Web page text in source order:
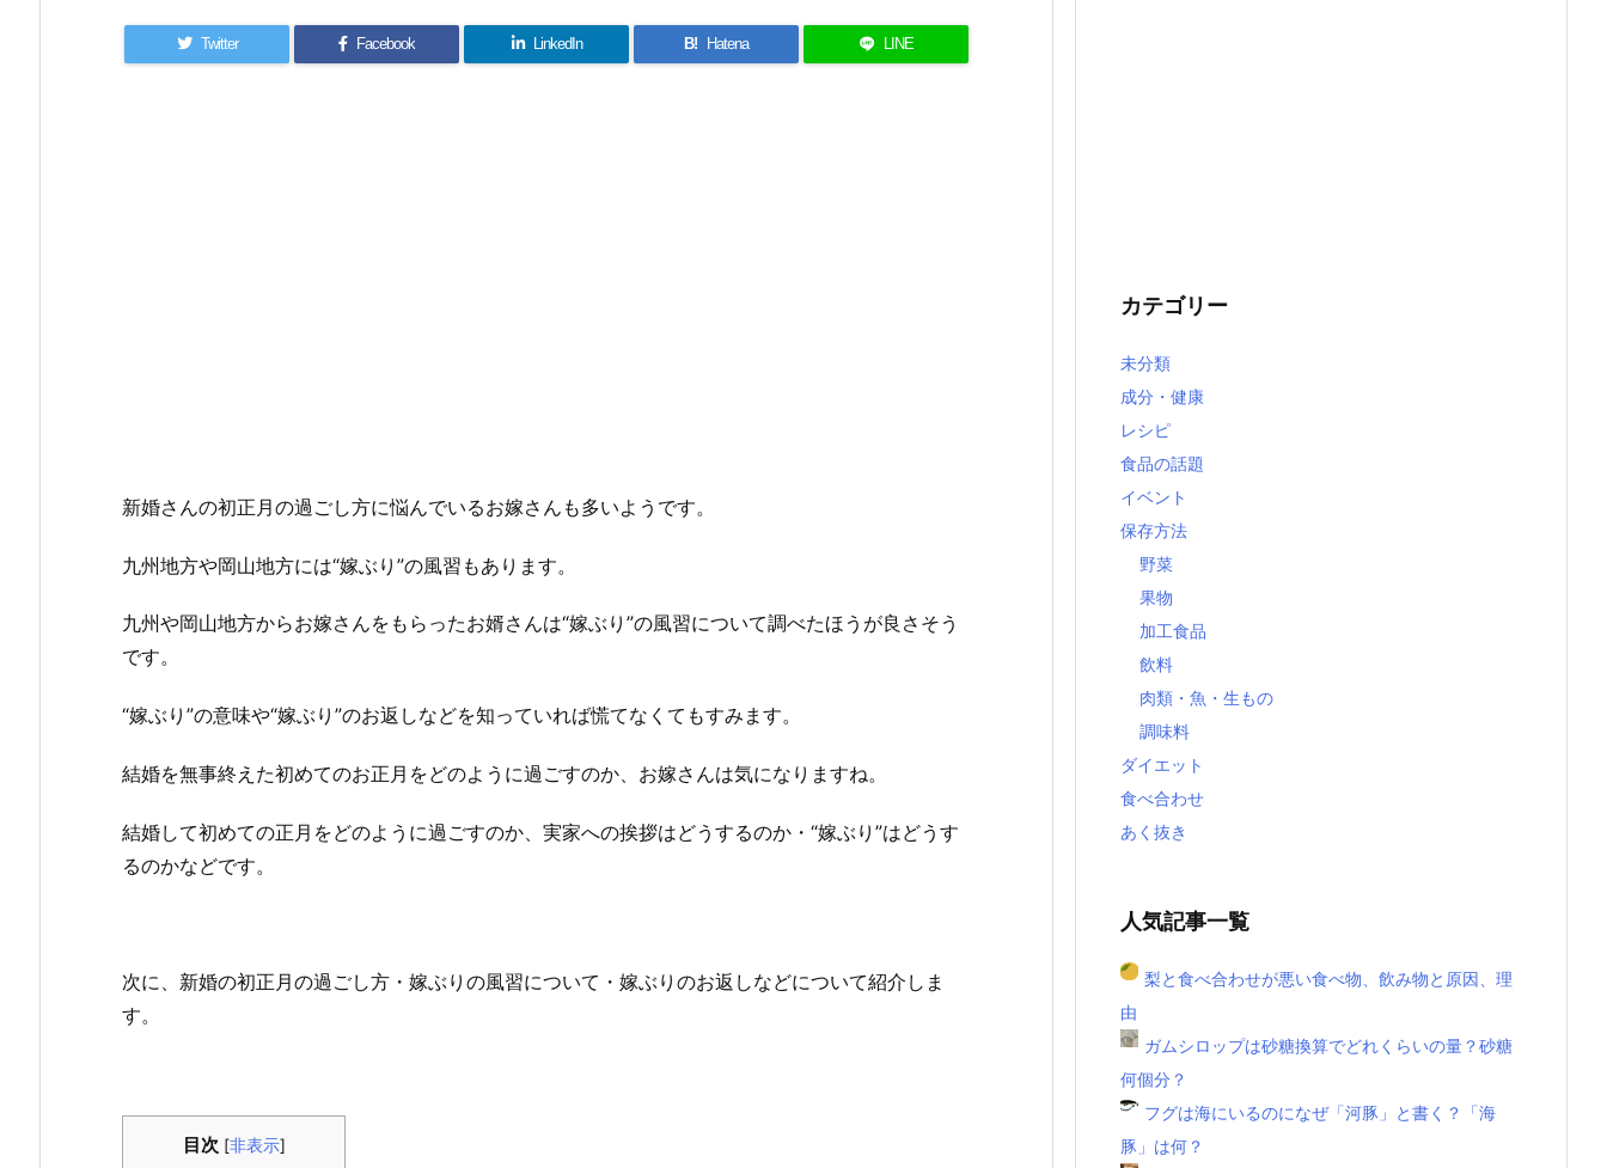
Twitter Facebook LinkedIn B! Hatena LINE
新婚さんの初正月の過ごし方に悩んでいるお嫁さんも多いようです。
九州地方や岡山地方には“嫁ぶり”の風習もあります。
九州や岡山地方からお嫁さんをもらったお婿さんは“嫁ぶり”の風習について調べたほうが良さそう
です。
“嫁ぶり”の意味や“嫁ぶり”のお返しなどを知っていれば慌てなくてもすみます。
結婚を無事終えた初めてのお正月をどのように過ごすのか、お嫁さんは気になりますね。
結婚して初めての正月をどのように過ごすのか、実家への挨拶はどうするのか・“嫁ぶり”はどうす
るのかなどです。
次に、新婚の初正月の過ごし方・嫁ぶりの風習について・嫁ぶりのお返しなどについて紹介しま
す。
目次 [非表示]
カテゴリー
未分類
成分・健康
レシピ
食品の話題
イベント
保存方法
野菜
果物
加工食品
飲料
肉類・魚・生もの
調味料
ダイエット
食べ合わせ
あく抜き
人気記事一覧
梨と食べ合わせが悪い食べ物、飲み物と原因、理
由
ガムシロップは砂糖換算でどれくらいの量？砂糖
何個分？
フグは海にいるのになぜ「河豚」と書く？「海
豚」は何？